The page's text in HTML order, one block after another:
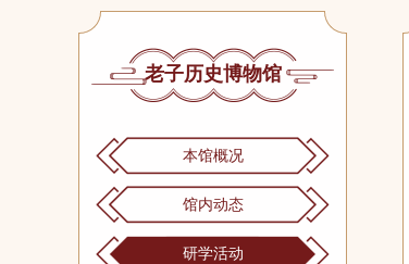
老子历史博物馆
本馆概况
馆内动态
研学活动